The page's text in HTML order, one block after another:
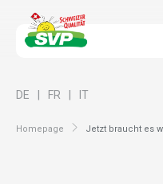
Homepage Jetzt braucht es
DE FR IT